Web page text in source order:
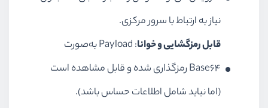
نیاز به ارتباط با سرور مرکزی.
قابل رمزگشایی و خوانا
: Payload به‌صورت
Base64 رمزگذاری شده و قابل مشاهده است
(اما نباید شامل اطلاعات حساس باشد).